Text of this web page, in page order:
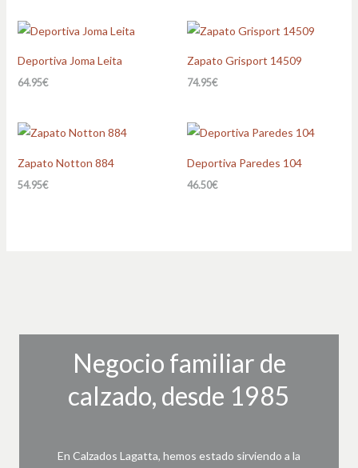
Deportiva Joma Leita
64.95€
Zapato Grisport 14509
74.95€
Zapato Notton 884
54.95€
Deportiva Paredes 104
46.50€
Negocio familiar de
calzado, desde 1985
En Calzados Lagatta, hemos estado sirviendo a la